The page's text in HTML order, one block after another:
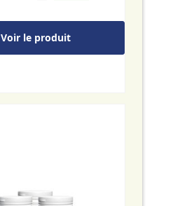
Voir le produit